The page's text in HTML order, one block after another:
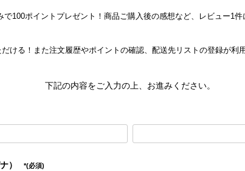
で100ポイントプレゼント！商品ご購入後の感想など、レビュー1件
ける！また注文履歴やポイントの確認、配送先リストの登録が利
下記の内容をご入力の上、お進みください。
） (必須)